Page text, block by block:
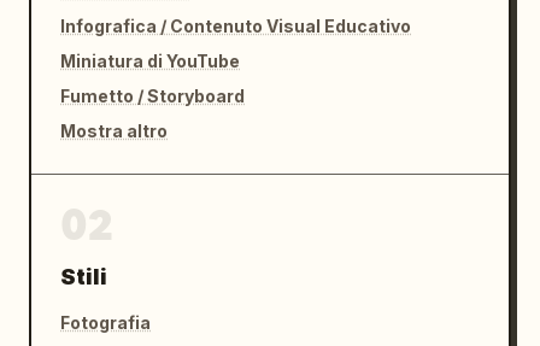
Infografica / Contenuto Visual Educativo
Miniatura di YouTube
Fumetto / Storyboard
Mostra altro
Stili
Fotografia